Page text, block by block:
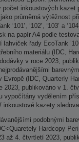
počet inkoustových kazet
průměrná výtěžnost
‘101’, ‘102’, ‘103’ a
na papír A4 podle
řady EcoTank
materiálu (IDC,
v roce 2023,
(IDC, Quarterly
2023, publikováno v 1.
vypočítány vydělením
inkoustové kazety
podobnými
Hardcopy
až 4. čtvrtletí 2023,